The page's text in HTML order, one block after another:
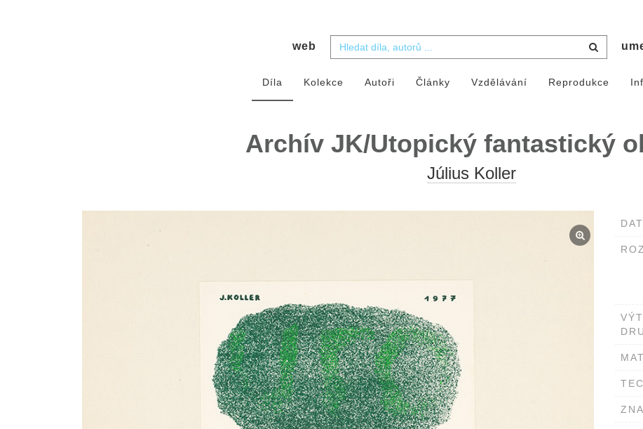
web
Díla Kolekce Autoři Články Vzdělávání Reprodukce
Archív JK/Utopický fantastický
Július Koller